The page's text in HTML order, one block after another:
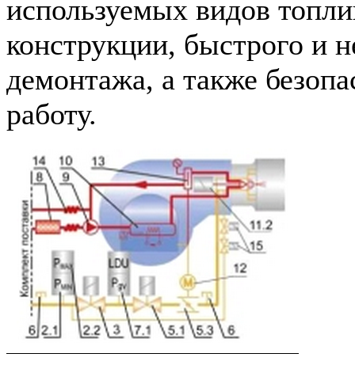
используемых видов
конструкции, быстрого и
демонтажа, а также
работу.